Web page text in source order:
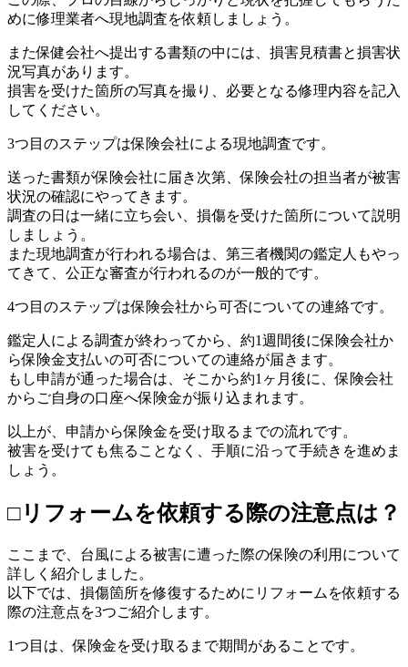
めに修理業者へ現地調査を依頼しましょう。
また保健会社へ提出する書類の中には、損害見積書と損害状
況写真があります。
損害を受けた箇所の写真を撮り、必要となる修理内容を記入
してください。
3つ目のステップは保険会社による現地調査です。
送った書類が保険会社に届き次第、保険会社の担当者が被害
状況の確認にやってきます。
調査の日は一緒に立ち会い、損傷を受けた箇所について説明
しましょう。
また現地調査が行われる場合は、第三者機関の鑑定人もやっ
てきて、公正な審査が行われるのが一般的です。
4つ目のステップは保険会社から可否についての連絡です。
鑑定人による調査が終わってから、約1週間後に保険会社か
ら保険金支払いの可否についての連絡が届きます。
もし申請が通った場合は、そこから約1ヶ月後に、保険会社
からご自身の口座へ保険金が振り込まれます。
以上が、申請から保険金を受け取るまでの流れです。
被害を受けても焦ることなく、手順に沿って手続きを進めま
しょう。
□リフォームを依頼する際の注意点は？
ここまで、台風による被害に遭った際の保険の利用について
詳しく紹介しました。
以下では、損傷箇所を修復するためにリフォームを依頼する
際の注意点を3つご紹介します。
1つ目は、保険金を受け取るまで期間があることです。